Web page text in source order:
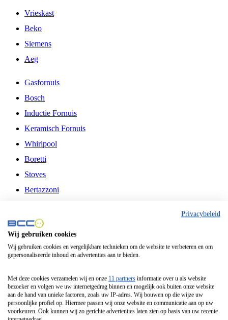
Vrieskast
Beko
Siemens
Aeg
Gasfornuis
Bosch
Inductie Fornuis
Keramisch Fornuis
Whirlpool
Boretti
Stoves
Bertazzoni
Fitelli
Airfryer
Frituurpan
Contactgrill
Broodbakmachine
Broodrooster
Privacybeleid
Wij gebruiken cookies
Wij gebruiken cookies en vergelijkbare technieken om de website te verbeteren en om
gepersonaliseerde inhoud en advertenties aan te bieden.
Met deze cookies verzamelen wij en onze 11 partners informatie over u als website
bezoeker en volgen we uw internetgedrag binnen en mogelijk ook buiten onze website
aan de hand van unieke factoren, zoals uw IP-adres. Wij bouwen op die wijze uw
persoonlijke profiel op. Hiermee passen wij onze website en communicatie aan op uw
voorkeuren. Ook kunnen wij zo gerichte advertenties laten zien op basis van uw recente